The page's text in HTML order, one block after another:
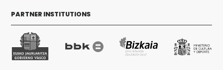
PARTNER INSTITUTIONS